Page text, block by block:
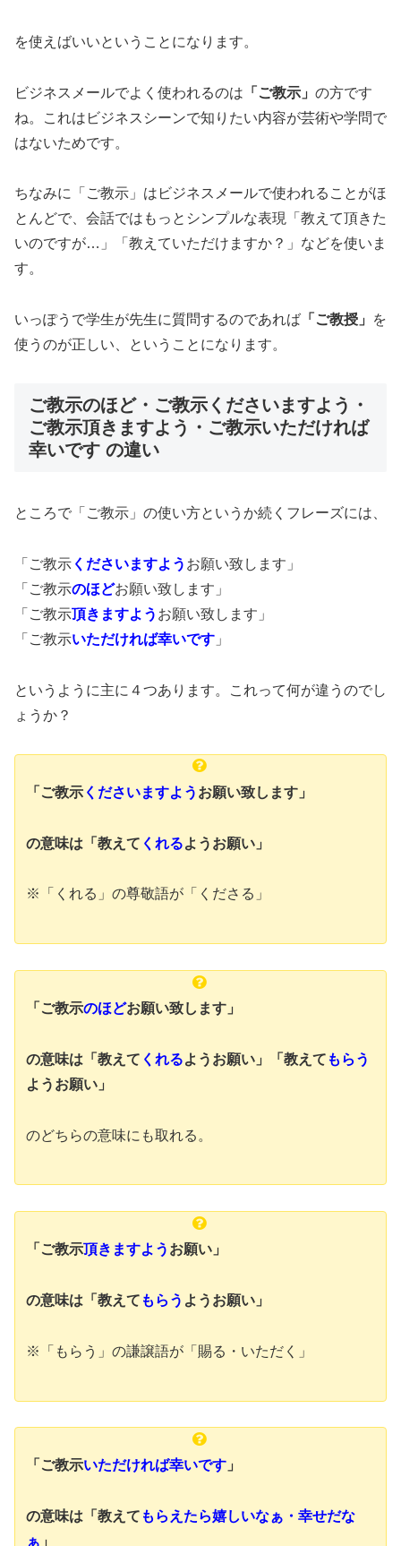
を使えばいいということになります。
ビジネスメールでよく使われるのは 「ご教示」 の方です
ね。これはビジネスシーンで知りたい内容が芸術や学問で
はないためです。
ちなみに「ご教示」はビジネスメールで使われることがほ
とんどで、会話ではもっとシンプルな表現「教えて頂きた
いのですが…」「教えていただけますか？」などを使いま
す。
いっぽうで学生が先生に質問するのであれば 「ご教授」
を
使うのが正しい、ということになります。
ご教示のほど・ご教示くださいますよう・
ご教示頂きますよう・ご教示いただければ
幸いです の違い
ところで「ご教示」の使い方というか続くフレーズには、
「ご教示 くださいますよう お願い致します」
「ご教示のほどお願い致します」
「ご教示頂きますよう お願い致します」
「ご教示いただければ幸いです 」
というように主に４つあります。これって何が違うのでし
ょうか？
「ご教示 くださいますよう お願い致します」
の意味は 「教えて くれるようお願い」
※「くれる」の尊敬語が「くださる」
「ご教示のほどお願い致します」
の意味は 「教えて くれるようお願い」「教えて もらう
ようお願い」
のどちらの意味にも取れる。
「ご教示頂きますよう お願い」
の意味は 「教えて もらう ようお願い」
※「もらう」の謙譲語が「賜る・いただく」
「ご教示いただければ幸いです 」
の意味は 「教えて もらえたら嬉しいなぁ・幸せだな
ぁ 」